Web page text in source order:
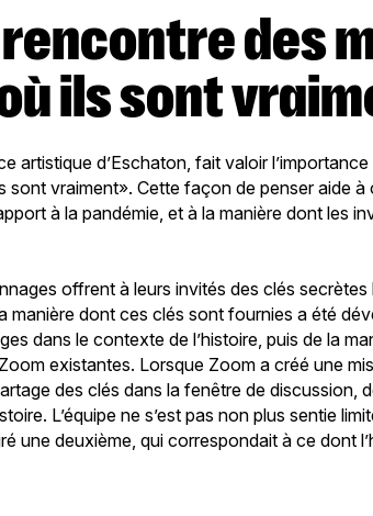
ils sont
artistique d’Eschaton, fait valoir l’importance
sont vraiment». Cette façon de penser aide
à la pandémie, et à la manière dont les
offrent à leurs invités des clés
manière dont ces clés sont fournies a été
dans le contexte de l’histoire, puis de la
existantes. Lorsque Zoom a créé une
des clés dans la fenêtre de discussion,
L’équipe ne s’est pas non plus sentie
une deuxième, qui correspondait à ce dont